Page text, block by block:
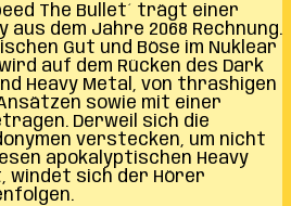
The Bullet´ trägt einer
dem Jahre 2068 Rechnung.
Gut und Böse im Nuklear
auf dem Rücken des Dark
Heavy Metal, von thrashigen
sowie mit einer
Derweil sich die
verstecken, um nicht
apokalyptischen Heavy
windet sich der Hörer